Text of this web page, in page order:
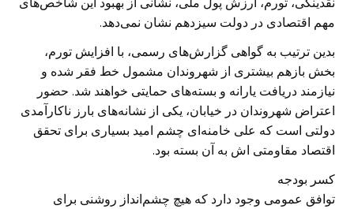
مهم اقتصادی در دولت سیزدهم نشان نمی‌دهد.
بدین ترتیب به گواهی گزارش‌های رسمی، با افزایش تورم،
بخش بازهم بیشتری از شهروندان مشمول خط فقر شده و
نیازمند دریافت یارانه و بسته‌های حمایتی خواهند شد. حضور
اعتراض شهروندان در خیابان، یکی از نشانه‌های بارز ناکارآمدی
دولتی است که علی خامنه‌ای چشم امید بسیاری برای تحقق
اقتصاد مقاومتی اش به آن بسته بود.
کسر بودجه
توافق عمومی وجود دارد که هیچ چشم‌انداز روشنی برای